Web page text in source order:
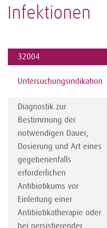
Infektionen
32004
Untersuchungsindikation
Diagnostik zur
Bestimmung der
notwendigen Dauer,
Dosierung und Art eines
gegebenenfalls
erforderlichen
Antibiotikums vor
Einleitung einer
Antibiotikatherapie oder
bei persistierender